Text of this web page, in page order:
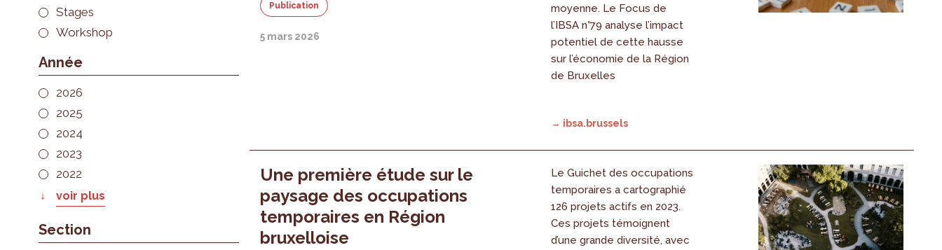
Stages
Workshop
Année
2026
2025
2024
2023
2022
voir plus
Section
Publication
5 mars 2026
moyenne. Le Focus de
l’IBSA n°79 analyse l’impact
potentiel de cette hausse
sur l’économie de la Région
de Bruxelles
→ ibsa.brussels
Une première étude sur le
paysage des occupations
temporaires en Région
bruxelloise
Le Guichet des occupations
temporaires a cartographié
126 projets actifs en 2023.
Ces projets témoignent
d’une grande diversité, avec